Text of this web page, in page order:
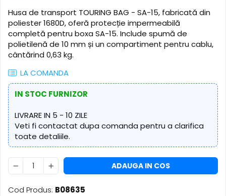
Sisteme asistență auditivă
Procesoare & Convertoare
​​Lumină UV și neagră
Alimentare & Distribuție
Distribuitoare de putere
Dimmer & Switch Packs
Husa de transport TOURING BAG - SA-15, fabricată din
poliester 1680D, oferă protecție impermeabilă
completă pentru boxa SA-15. Include spumă de
polietilenă de 10 mm și un compartiment pentru cablu,
cântărind 0,63 kg.
LA COMANDA
IN STOC FURNIZOR
LIVRARE IN 5 - 10 ZILE
Veti fi contactat dupa comanda pentru a clarifica
toate detaliile.
ADAUGA IN COS
Cod Produs: B08635